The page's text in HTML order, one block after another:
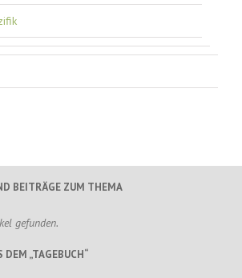
BEITRÄGE ZUM THEMA
gefunden.
DEM „TAGEBUCH“